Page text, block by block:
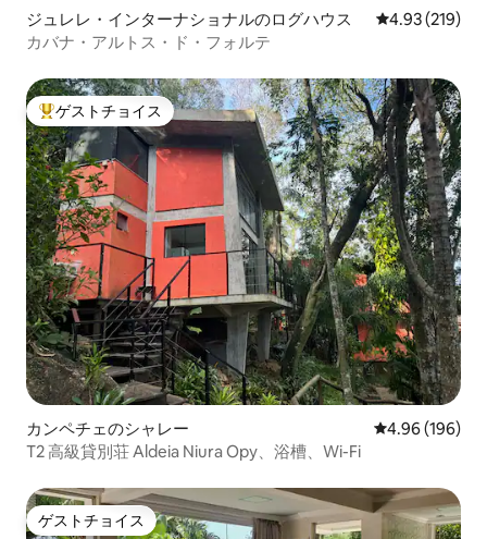
ジュレレ・インターナショナルのログハウス レビュー219
4.93 (219)
カバナ・アルトス・ド・フォルテ
大好評のゲストチョイスです。
ゲストチョイス
カンペチェのシャレー レビュー196
4.96 (196)
T2 高級貸別荘 Aldeia Niura Opy、浴槽、Wi-Fi
ゲストチョイス
ゲストチョイス